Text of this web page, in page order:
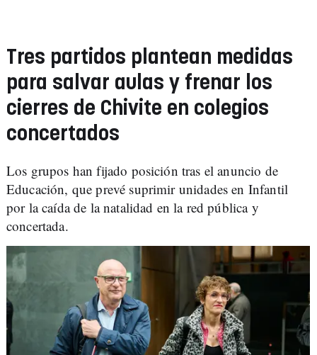
Tres partidos plantean medidas
para salvar aulas y frenar los
cierres de Chivite en colegios
concertados
Los grupos han fijado posición tras el anuncio de
Educación, que prevé suprimir unidades en Infantil
por la caída de la natalidad en la red pública y
concertada.